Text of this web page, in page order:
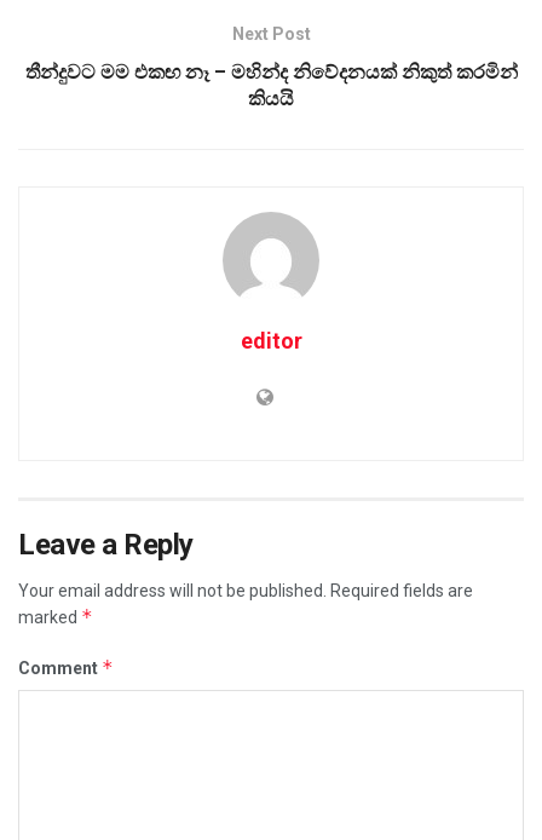
Next Post
තීන්දුවට මම එකඟ නෑ – මහින්ද නිවේදනයක් නිකුත් කරමින්
කියයි
editor
Leave a Reply
Your email address will not be published.
Required fields are
marked *
Comment *